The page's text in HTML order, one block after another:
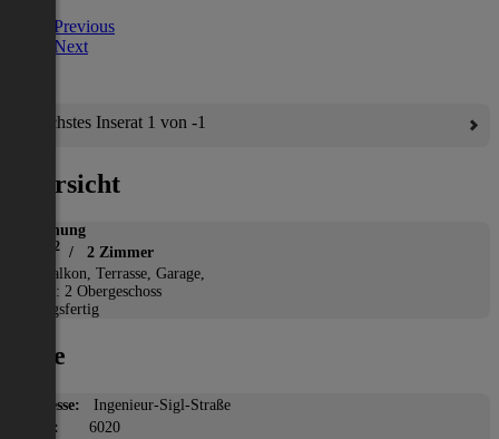
Previous
Next
Nächstes Inserat 1 von -1
Übersicht
Wohnung
2 / 2 Zimmer
Balkon, Terrasse, Garage,
Etage: 2 Obergeschoss
Bezugsfertig
Lage
Adresse:
Ingenieur-Sigl-Straße
PLZ:
6020